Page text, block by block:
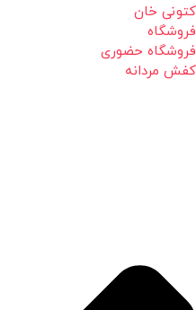
کتونی خان
فروشگاه
فروشگاه حضوری
کفش مردانه